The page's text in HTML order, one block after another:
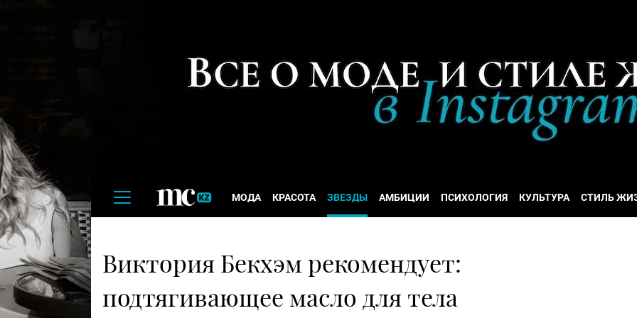
МОДА КРАСОТА ЗВЕЗДЫ АМБИЦИИ ПСИХОЛОГИЯ КУЛЬТУРА СТИЛЬ
Виктория Бекхэм рекомендует:
подтягивающее масло для тела